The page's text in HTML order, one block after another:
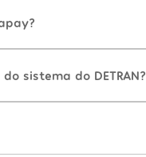
sistema do DETRAN?